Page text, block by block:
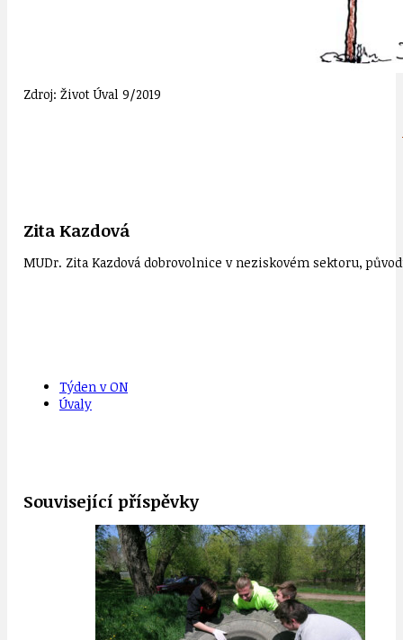
Zdroj: Život Úval 9/2019
Zita Kazdová
MUDr. Zita Kazdová dobrovolnice v neziskovém sektoru,
Týden v ON
Úvaly
Související příspěvky